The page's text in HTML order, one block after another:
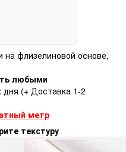
флизелиновой основе,
любыми
дня (+ Доставка 1-2
метр
текстуру